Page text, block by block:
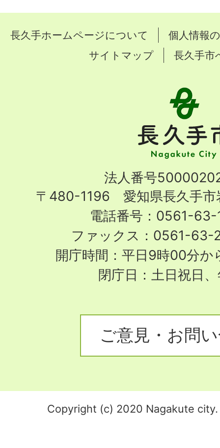
長久手ホームページについて
個人情報
サイトマップ
長久手市
手
市
City
法人番号
〒480-1196 愛知県長久手市
電話番号：0561-63-
ファックス：0561-63-
開庁時間：平日9時00分か
閉庁日：土日祝日
ご意見・お問
Copyright (c) 2020 Nagakute